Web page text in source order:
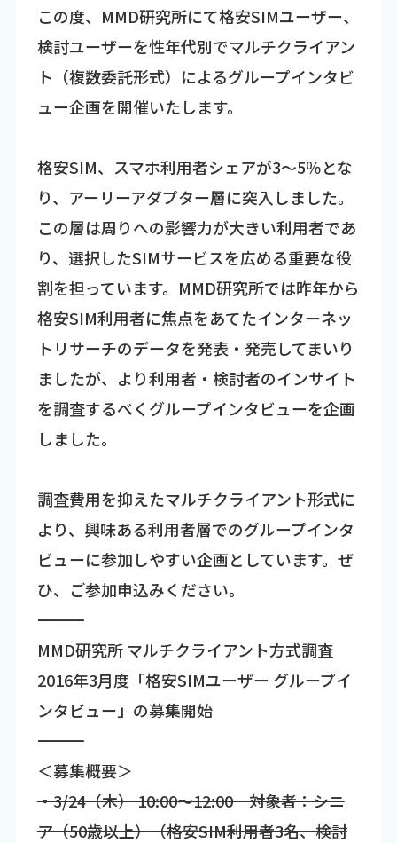
この度、MMD研究所にて格安SIMユーザー、
検討ユーザーを性年代別でマルチクライアン
ト（複数委託形式）によるグループインタビ
ュー企画を開催いたします。
格安SIM、スマホ利用者シェアが3～5％とな
り、アーリーアダプター層に突入しました。
この層は周りへの影響力が大きい利用者であ
り、選択したSIMサービスを広める重要な役
割を担っています。MMD研究所では昨年から
格安SIM利用者に焦点をあてたインターネッ
トリサーチのデータを発表・発売してまいり
ましたが、より利用者・検討者のインサイト
を調査するべくグループインタビューを企画
しました。
調査費用を抑えたマルチクライアント形式に
より、興味ある利用者層でのグループインタ
ビューに参加しやすい企画としています。ぜ
ひ、ご参加申込みください。
―――――――――――――――――――――――――――――――
MMD研究所 マルチクライアント方式調査
2016年3月度「格安SIMユーザー グループイ
ンタビュー」の募集開始
―――――――――――――――――――――――――――――――
＜募集概要＞
・3/24（木） 10:00～12:00 対象者：シニ
ア（50歳以上）（格安SIM利用者3名、検討